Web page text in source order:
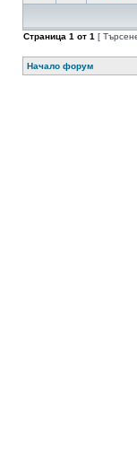
Страница 1 от 1 [
Начало форум